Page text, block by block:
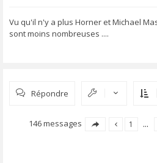
s
a
g
Vu qu'il n'y a plus Horner et Michael
sont moins nombreuses ....
Répondre
146 messages 1 …